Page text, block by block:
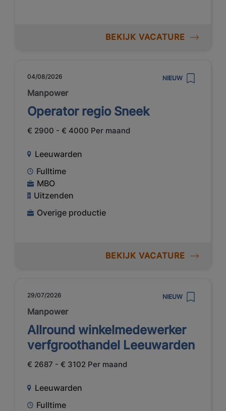
BEKIJK VACATURE
04/08/2026 NIEUW
Manpower
Operator regio Sneek
€ 2900 - € 4000 Per maand
Leeuwarden
Fulltime
MBO
Uitzenden
Overige productie
BEKIJK VACATURE
29/07/2026 NIEUW
Manpower
Allround winkelmedewerker
verfgroothandel Leeuwarden
€ 2687 - € 3102 Per maand
Leeuwarden
Fulltime